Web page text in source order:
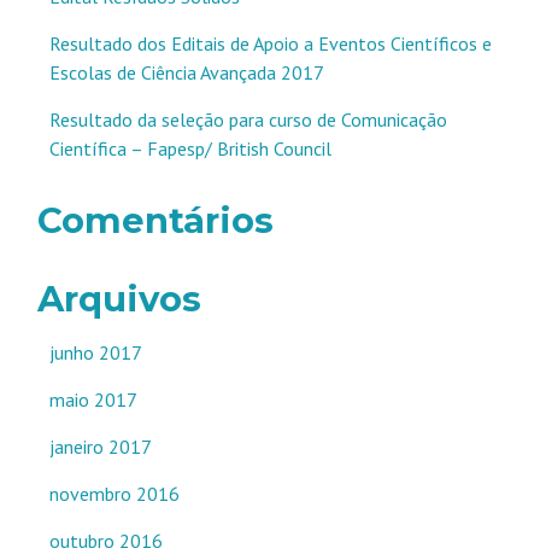
Resultado dos Editais de Apoio a Eventos Científicos e
Escolas de Ciência Avançada 2017
Resultado da seleção para curso de Comunicação
Científica – Fapesp/ British Council
Comentários
Arquivos
junho 2017
maio 2017
janeiro 2017
novembro 2016
outubro 2016